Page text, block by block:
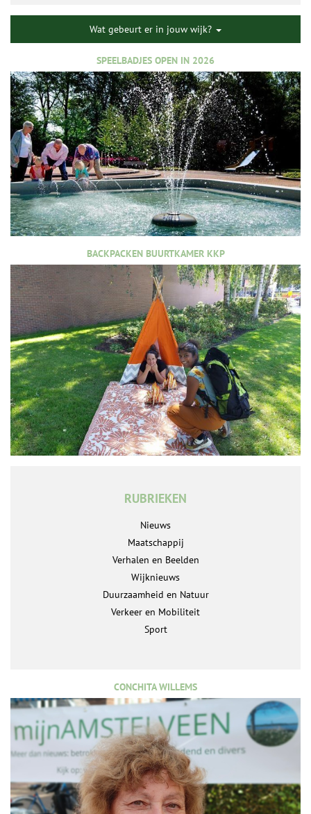
Wat gebeurt er in jouw wijk?
SPEELBADJES OPEN IN 2026
BACKPACKEN BUURTKAMER KKP
RUBRIEKEN
Nieuws
Maatschappij
Verhalen en Beelden
Wijknieuws
Duurzaamheid en Natuur
Verkeer en Mobiliteit
Sport
CONCHITA WILLEMS